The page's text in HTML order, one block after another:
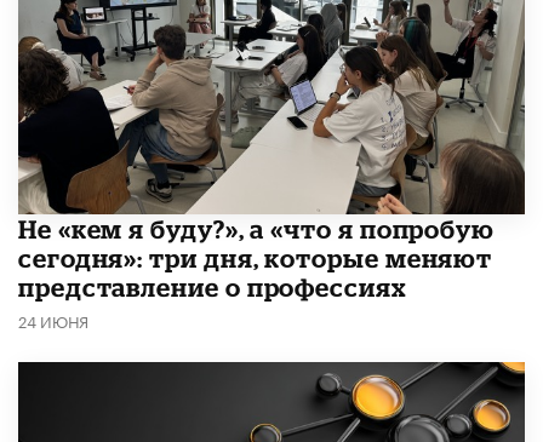
Не «кем я буду?», а «что я попробую
сегодня»: три дня, которые меняют
представление о профессиях
24 ИЮНЯ